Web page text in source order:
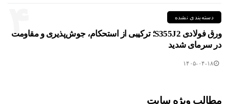
۴ دسته‌بندی نشده
ورق فولادی S355J2؛ ترکیبی از استحکام، جوش‌پذیری و مقاومت
در سرمای شدید
۱۴۰۵-۰۴-۱۸
مطالب ویژه سایت